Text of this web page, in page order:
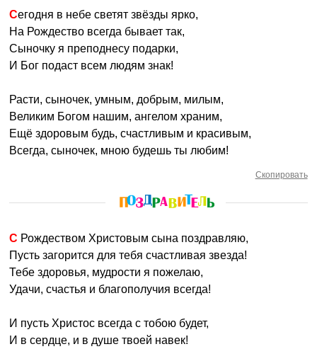
Сегодня в небе светят звёзды ярко,
На Рождество всегда бывает так,
Сыночку я преподнесу подарки,
И Бог подаст всем людям знак!
Расти, сыночек, умным, добрым, милым,
Великим Богом нашим, ангелом храним,
Ещё здоровым будь, счастливым и красивым,
Всегда, сыночек, мною будешь ты любим!
Скопировать
С Рождеством Христовым сына поздравляю,
Пусть загорится для тебя счастливая звезда!
Тебе здоровья, мудрости я пожелаю,
Удачи, счастья и благополучия всегда!
И пусть Христос всегда с тобою будет,
И в сердце, и в душе твоей навек!